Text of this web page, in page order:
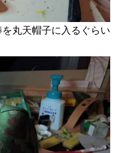
丸天帽子に入るぐらい